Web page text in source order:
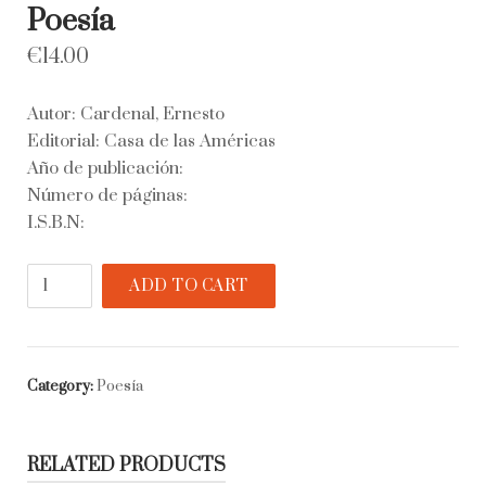
Poesía
€14.00
Autor: Cardenal, Ernesto
Editorial: Casa de las Américas
Año de publicación:
Número de páginas:
I.S.B.N:
Poesía
ADD TO CART
Category:Poesía
RELATED PRODUCTS